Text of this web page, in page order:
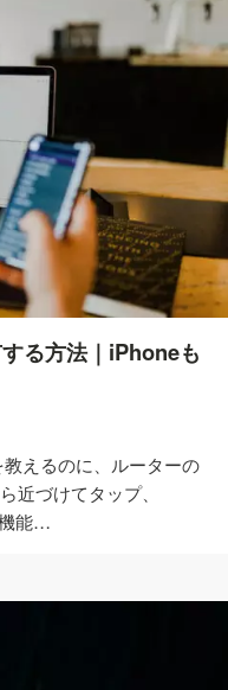
る方法｜iPhoneも
えるのに、ルーターの
近づけてタップ、
能…